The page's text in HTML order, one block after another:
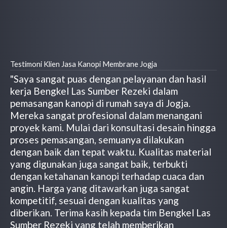
Testimoni Klien Jasa Kanopi Membrane Jogja
"Saya sangat puas dengan pelayanan dan hasil
kerja Bengkel Las Sumber Rezeki dalam
pemasangan kanopi di rumah saya di Jogja.
Mereka sangat profesional dalam menangani
proyek kami. Mulai dari konsultasi desain hingga
proses pemasangan, semuanya dilakukan
dengan baik dan tepat waktu. Kualitas material
yang digunakan juga sangat baik, terbukti
dengan ketahanan kanopi terhadap cuaca dan
angin. Harga yang ditawarkan juga sangat
kompetitif, sesuai dengan kualitas yang
diberikan. Terima kasih kepada tim Bengkel Las
Sumber Rezeki yang telah memberikan